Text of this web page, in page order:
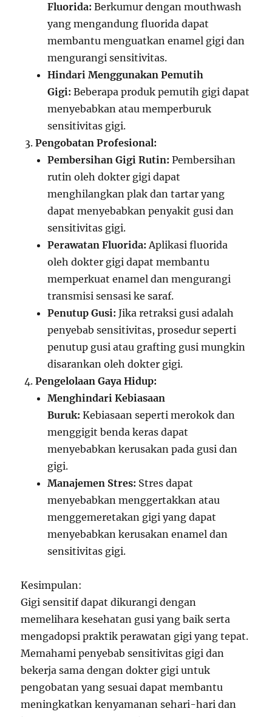
Fluorida: Berkumur dengan mouthwash
yang mengandung fluorida dapat
membantu menguatkan enamel gigi dan
mengurangi sensitivitas.
Hindari Menggunakan Pemutih
Gigi: Beberapa produk pemutih gigi dapat
menyebabkan atau memperburuk
sensitivitas gigi.
Pengobatan Profesional:
Pembersihan Gigi Rutin: Pembersihan
rutin oleh dokter gigi dapat
menghilangkan plak dan tartar yang
dapat menyebabkan penyakit gusi dan
sensitivitas gigi.
Perawatan Fluorida: Aplikasi fluorida
oleh dokter gigi dapat membantu
memperkuat enamel dan mengurangi
transmisi sensasi ke saraf.
Penutup Gusi: Jika retraksi gusi adalah
penyebab sensitivitas, prosedur seperti
penutup gusi atau grafting gusi mungkin
disarankan oleh dokter gigi.
Pengelolaan Gaya Hidup:
Menghindari Kebiasaan
Buruk: Kebiasaan seperti merokok dan
menggigit benda keras dapat
menyebabkan kerusakan pada gusi dan
gigi.
Manajemen Stres: Stres dapat
menyebabkan menggertakkan atau
menggemeretakan gigi yang dapat
menyebabkan kerusakan enamel dan
sensitivitas gigi.
Kesimpulan:
Gigi sensitif dapat dikurangi dengan
memelihara kesehatan gusi yang baik serta
mengadopsi praktik perawatan gigi yang tepat.
Memahami penyebab sensitivitas gigi dan
bekerja sama dengan dokter gigi untuk
pengobatan yang sesuai dapat membantu
meningkatkan kenyamanan sehari-hari dan